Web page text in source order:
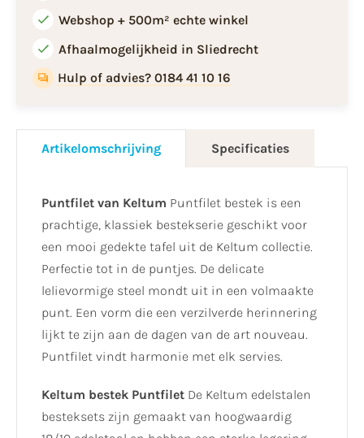
Webshop + 500m² echte winkel
Afhaalmogelijkheid in Sliedrecht
Hulp of advies? 0184 41 10 16
Artikelomschrijving Specificaties
Puntfilet van Keltum Puntfilet bestek is een
prachtige, klassiek bestekserie geschikt voor
een mooi gedekte tafel uit de Keltum collectie.
Perfectie tot in de puntjes. De delicate
lelievormige steel mondt uit in een volmaakte
punt. Een vorm die een verzilverde herinnering
lijkt te zijn aan de dagen van de art nouveau.
Puntfilet vindt harmonie met elk servies.
Keltum bestek Puntfilet De Keltum edelstalen
besteksets zijn gemaakt van hoogwaardig